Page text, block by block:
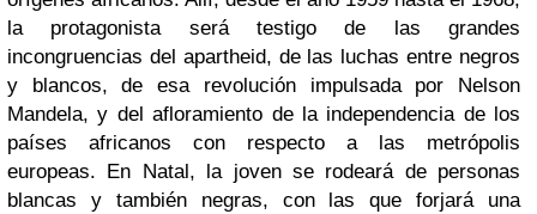
la protagonista será testigo de las grandes
incongruencias del apartheid, de las luchas entre negros
y blancos, de esa revolución impulsada por Nelson
Mandela, y del afloramiento de la independencia de los
países africanos con respecto a las metrópolis
europeas. En Natal, la joven se rodeará de personas
blancas y también negras, con las que forjará una